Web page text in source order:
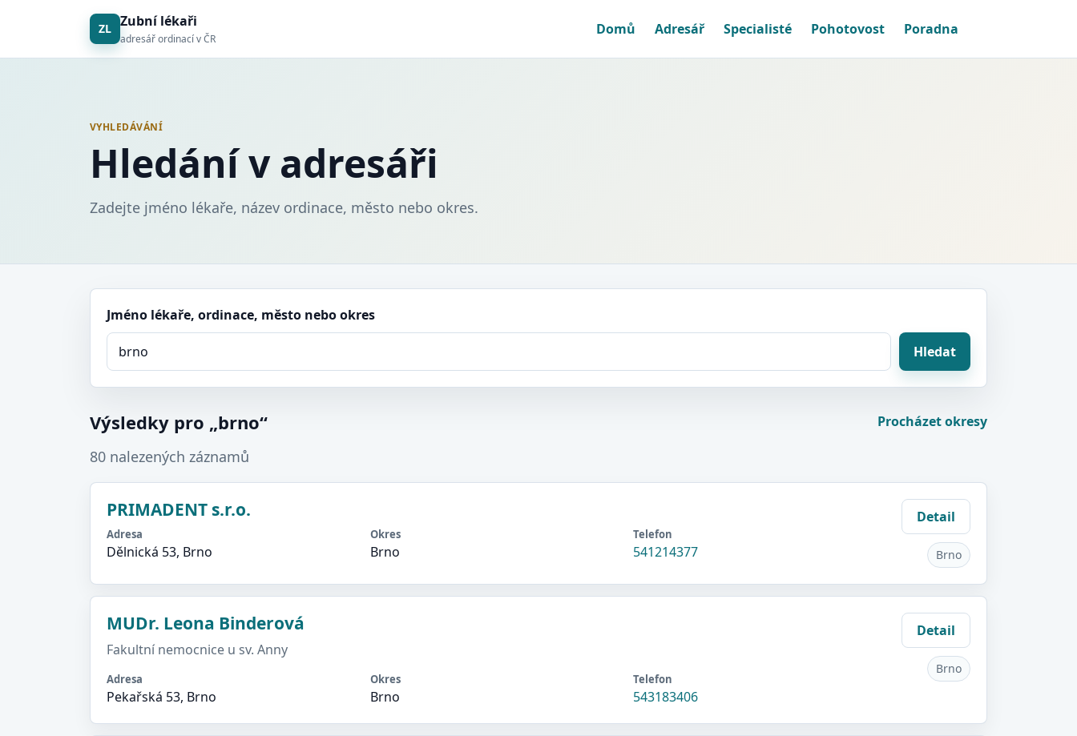
ZL Zubní lékaři
adresář ordinací v ČR
Domů Adresář Specialisté Pohotovost Poradna
VYHLEDÁVÁNÍ
Hledání v adresáři
Zadejte jméno lékaře, název ordinace, město nebo okres.
Jméno lékaře, ordinace, město nebo okres
Hledat
Výsledky pro „brno“
80 nalezených záznamů
Procházet okresy
PRIMADENT s.r.o.
Adresa
Dělnická 53, Brno
Okres
Brno
Telefon
541214377
Detail
Brno
MUDr. Leona Binderová
Fakultní nemocnice u sv. Anny
Adresa
Pekařská 53, Brno
Okres
Brno
Telefon
543183406
Detail
Brno